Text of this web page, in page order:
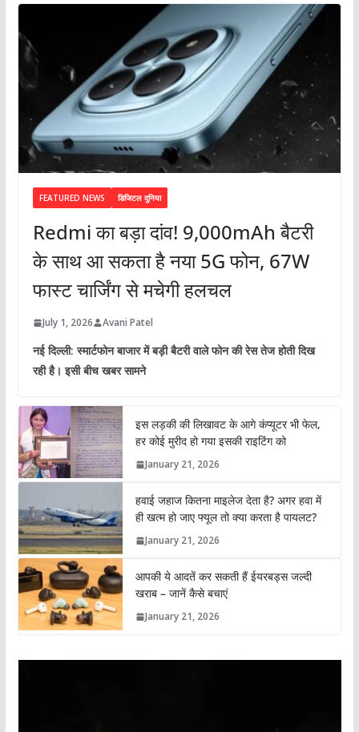
FEATURED NEWS डिजिटल दुनिया
Redmi का बड़ा दांव! 9,000mAh बैटरी
के साथ आ सकता है नया 5G फोन, 67W
फास्ट चार्जिंग से मचेगी हलचल
July 1, 2026 Avani Patel
नई दिल्ली: स्मार्टफोन बाजार में बड़ी बैटरी वाले फोन की रेस तेज होती दिख
रही है। इसी बीच खबर सामने
इस लड़की की लिखावट के आगे कंप्यूटर भी फेल,
हर कोई मुरीद हो गया इसकी राइटिंग को
January 21, 2026
हवाई जहाज कितना माइलेज देता है? अगर हवा में
ही खत्म हो जाए फ्यूल तो क्या करता है पायलट?
January 21, 2026
आपकी ये आदतें कर सकती हैं ईयरबड्स जल्दी
खराब – जानें कैसे बचाएं
January 21, 2026